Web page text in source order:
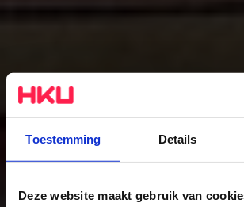
Toestemming Details
Deze website maakt gebruik van